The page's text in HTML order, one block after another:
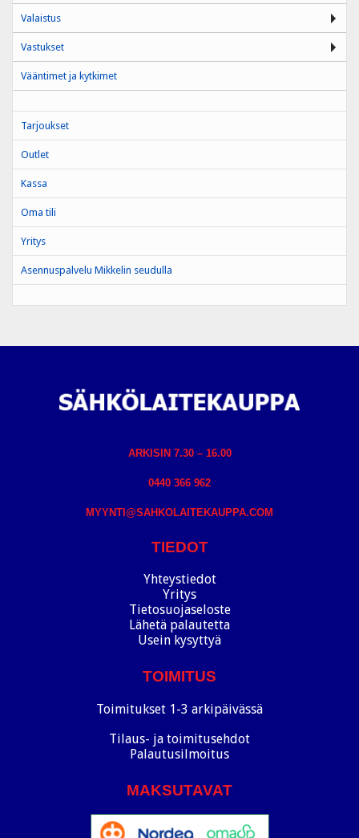
Valaistus
Vastukset
Vääntimet ja kytkimet
Tarjoukset
Outlet
Kassa
Oma tili
Yritys
Asennuspalvelu Mikkelin seudulla
ARKISIN 7.30 – 16.00
0440 366 962
MYYNTI@SAHKOLAITEKAUPPA.COM
TIEDOT
Yhteystiedot
Yritys
Tietosuojaseloste
Lähetä palautetta
Usein kysyttyä
TOIMITUS
Toimitukset 1-3 arkipäivässä
Tilaus- ja toimitusehdot
Palautusilmoitus
MAKSUTAVAT